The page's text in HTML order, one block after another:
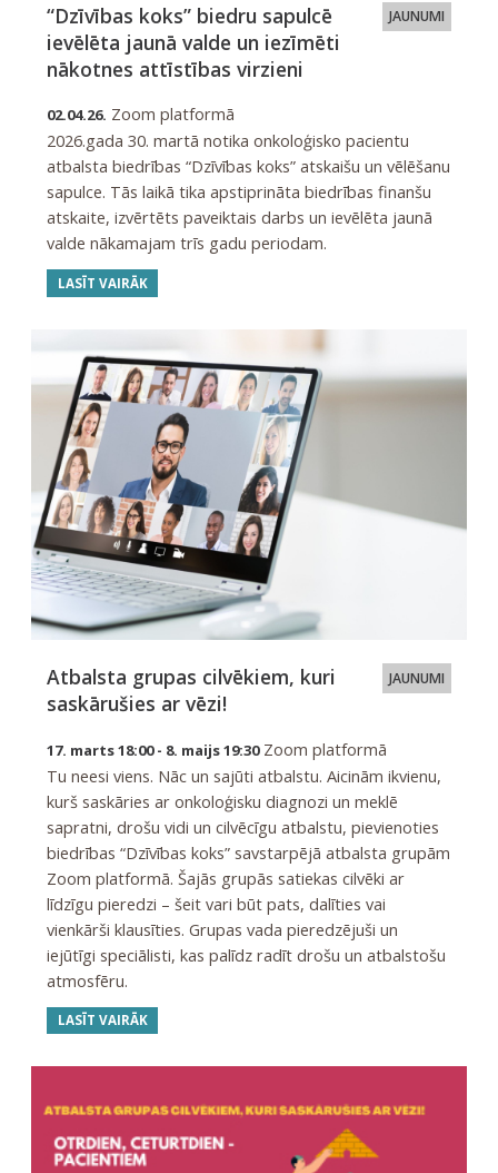
JAUNUMI
“Dzīvības koks” biedru sapulcē
ievēlēta jaunā valde un iezīmēti
nākotnes attīstības virzieni
02.04.26. Zoom platformā
2026.gada 30. martā notika onkoloģisko pacientu
atbalsta biedrības “Dzīvības koks” atskaišu un vēlēšanu
sapulce. Tās laikā tika apstiprināta biedrības finanšu
atskaite, izvērtēts paveiktais darbs un ievēlēta jaunā
valde nākamajam trīs gadu periodam.
LASĪT VAIRĀK
JAUNUMI
Atbalsta grupas cilvēkiem, kuri
saskārušies ar vēzi!
17. marts 18:00 - 8. maijs 19:30Zoom platformā
Tu neesi viens. Nāc un sajūti atbalstu. Aicinām ikvienu,
kurš saskāries ar onkoloģisku diagnozi un meklē
sapratni, drošu vidi un cilvēcīgu atbalstu, pievienoties
biedrības “Dzīvības koks” savstarpējā atbalsta grupām
Zoom platformā. Šajās grupās satiekas cilvēki ar
līdzīgu pieredzi – šeit vari būt pats, dalīties vai
vienkārši klausīties. Grupas vada pieredzējuši un
iejūtīgi speciālisti, kas palīdz radīt drošu un atbalstošu
atmosfēru.
LASĪT VAIRĀK